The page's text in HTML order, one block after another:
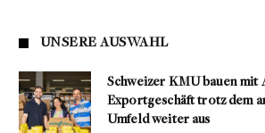
UNSERE AUSWAHL
Schweizer KMU bauen mit
Exportgeschäft trotz dem
Umfeld weiter aus